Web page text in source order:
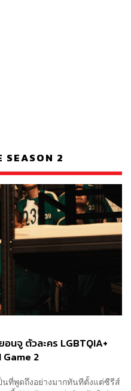
SEASON 2
อนจู ตัวละคร LGBTQIA+
Game 2
ที่พูดถึงอย่างมากทันทีตั้งแต่ซีรีส์